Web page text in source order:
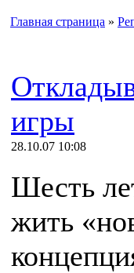
Главная страница »
игры
28.10.07 10:08
Шесть
жить